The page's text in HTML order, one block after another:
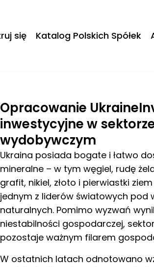
się Katalog Polskich Spółek
Opracowanie
inwestycyjne w
wydobywczym
Ukraina posiada bogate i łatwo
mineralne – w tym węgiel, rudę
grafit, nikiel, złoto i pierwiastki
jednym z liderów światowych pod
naturalnych. Pomimo wyzwań
niestabilności gospodarczej,
pozostaje ważnym filarem
W ostatnich latach odnotowano